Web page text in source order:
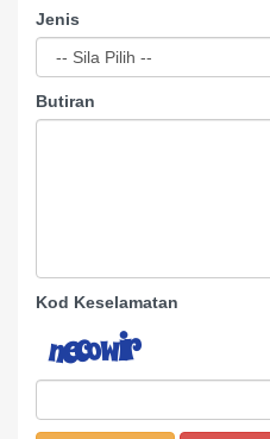
Jenis
Butiran
Kod Keselamatan